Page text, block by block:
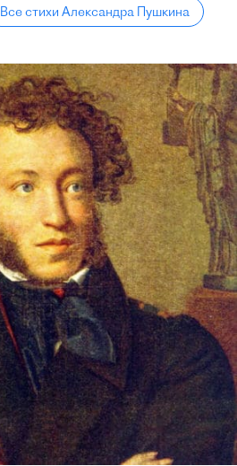
Все стихи Александра Пушкина